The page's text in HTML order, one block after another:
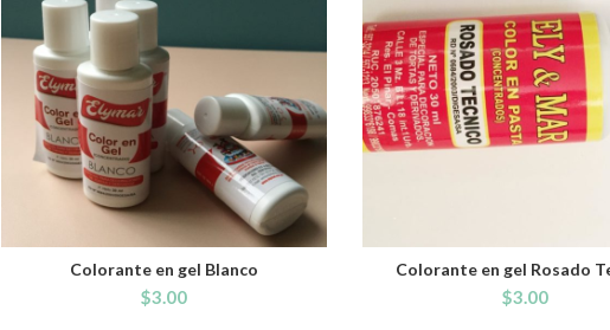
ADD TO CART
Colorante en gel Blanco
$3.00
ADD TO CART
Colorante en gel Rosado
$3.00